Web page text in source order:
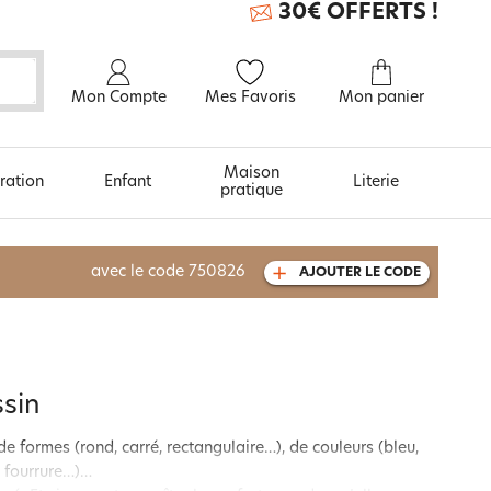
Mon Compte Mes Favoris Mon panier
30€ OFFERTS !
À découvrir aussi
Enfant
Maison
pratique
Literie
avec le code 750826 AJOUTER LE CODE
formes (rond, carré, rectangulaire…), de couleurs (bleu,
fourrure…)…